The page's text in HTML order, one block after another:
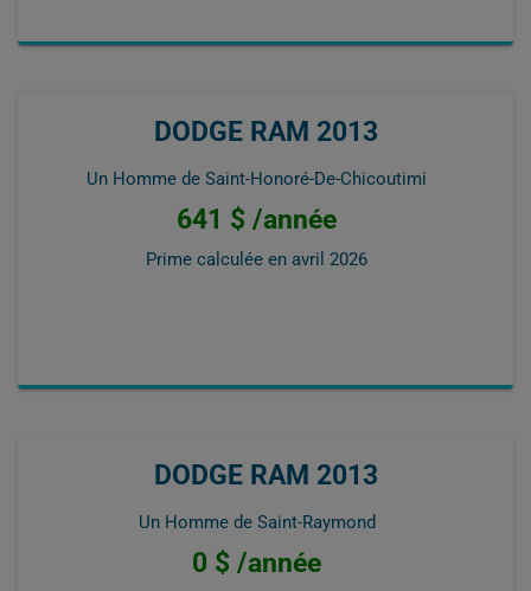
DODGE RAM 2013
Un Homme de Saint-Honoré-De-Chicoutimi
641 $ /année
Prime calculée en avril 2026
DODGE RAM 2013
Un Homme de Saint-Raymond
0 $ /année